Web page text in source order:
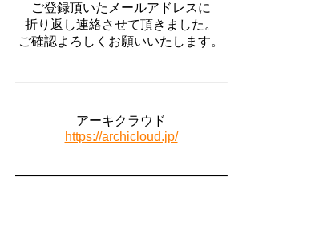
ご登録頂いたメールアドレスに
折り返し連絡させて頂きました。
ご確認よろしくお願いいたします。
————————————————–
アーキクラウド
https://archicloud.jp/
————————————————–